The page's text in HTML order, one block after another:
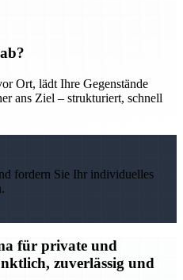
Ort, lädt Ihre Gegenstände
ans Ziel – strukturiert, schnell
fordern Sie Ihr individuelles
für private und
zuverlässig und